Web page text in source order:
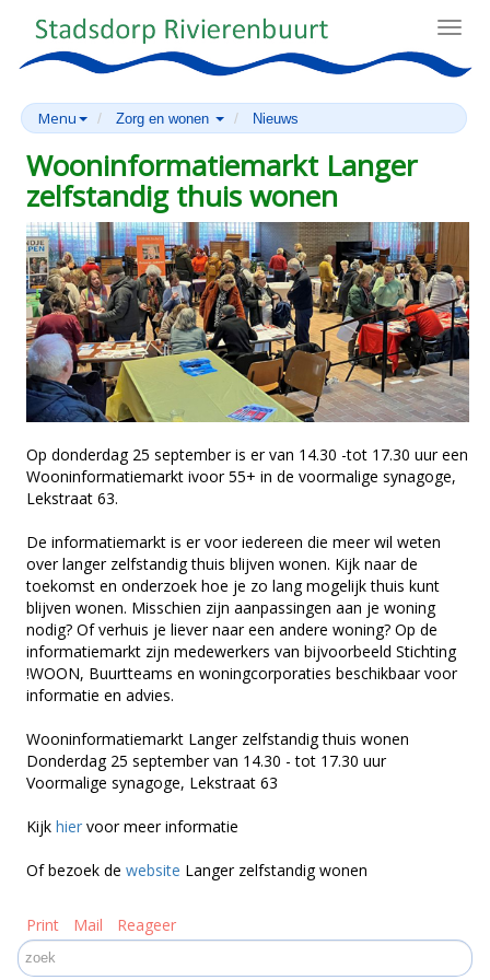
Menu Zorg en wonen Nieuws
Wooninformatiemarkt Langer
zelfstandig thuis wonen
Op donderdag 25 september is er van 14.30 -tot 17.30 uur een
Wooninformatiemarkt ivoor 55+ in de voormalige synagoge,
Lekstraat 63.
De informatiemarkt is er voor iedereen die meer wil weten
over langer zelfstandig thuis blijven wonen. Kijk naar de
toekomst en onderzoek hoe je zo lang mogelijk thuis kunt
blijven wonen. Misschien zijn aanpassingen aan je woning
nodig? Of verhuis je liever naar een andere woning? Op de
informatiemarkt zijn medewerkers van bijvoorbeeld Stichting
!WOON, Buurtteams en woningcorporaties beschikbaar voor
informatie en advies.
Wooninformatiemarkt Langer zelfstandig thuis wonen
Donderdag 25 september van 14.30 - tot 17.30 uur
Voormalige synagoge, Lekstraat 63
Kijk hier voor meer informatie
Of bezoek de website Langer zelfstandig wonen
Print Mail Reageer